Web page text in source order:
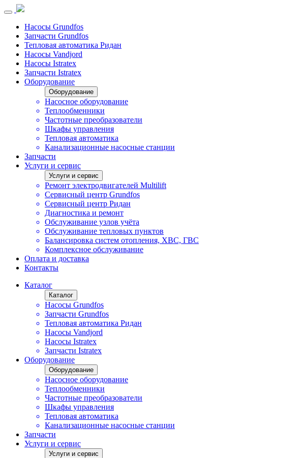
Насосы Grundfos
Запчасти Grundfos
Тепловая автоматика Ридан
Насосы Vandjord
Насосы Istratex
Запчасти Istratex
Оборудование
Оборудование
Насосное оборудование
Теплообменники
Частотные преобразователи
Шкафы управления
Тепловая автоматика
Канализационные насосные станции
Запчасти
Услуги и сервис
Услуги и сервис
Ремонт электродвигателей Multilift
Сервисный центр Grundfos
Сервисный центр Ридан
Диагностика и ремонт
Обслуживание узлов учёта
Обслуживание тепловых пунктов
Балансировка систем отопления, ХВС, ГВС
Комплексное обслуживание
Оплата и доставка
Контакты
Каталог
Каталог
Насосы Grundfos
Запчасти Grundfos
Тепловая автоматика Ридан
Насосы Vandjord
Насосы Istratex
Запчасти Istratex
Оборудование
Оборудование
Насосное оборудование
Теплообменники
Частотные преобразователи
Шкафы управления
Тепловая автоматика
Канализационные насосные станции
Запчасти
Услуги и сервис
Услуги и сервис